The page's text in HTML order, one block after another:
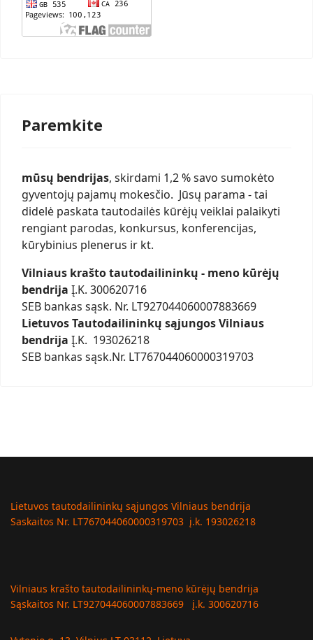
Paremkite
mūsų bendrijas, skirdami 1,2 % savo sumokėto
gyventojų pajamų mokesčio. Jūsų parama - tai
didelė paskata tautodailės kūrėjų veiklai palaikyti
rengiant parodas, konkursus, konferencijas,
kūrybinius plenerus ir kt.
Vilniaus krašto tautodailininkų - meno kūrėjų
bendrija Į.K. 300620716
SEB bankas sąsk. Nr. LT927044060007883669
Lietuvos Tautodailininkų sąjungos Vilniaus
bendrija Į.K. 193026218
SEB bankas sąsk.Nr. LT767044060000319703
Lietuvos tautodailininkų sąjungos Vilniaus bendrija
Saskaitos Nr. LT767044060000319703 į.k. 193026218
Vilniaus krašto tautodailininkų-meno kūrėjų bendrija
Sąskaitos Nr. LT927044060007883669 į.k. 300620716